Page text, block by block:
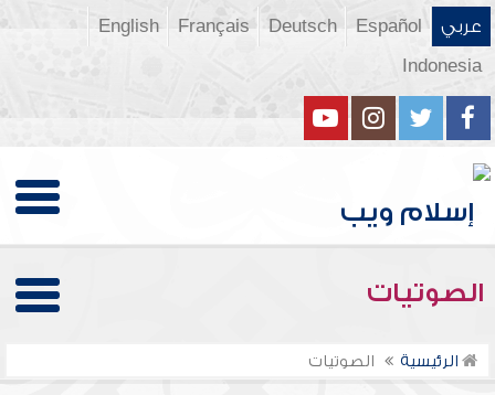
عربي Español
Deutsch
Français
English
Indonesia
الصوتيات
الرئيسية الصوتيات